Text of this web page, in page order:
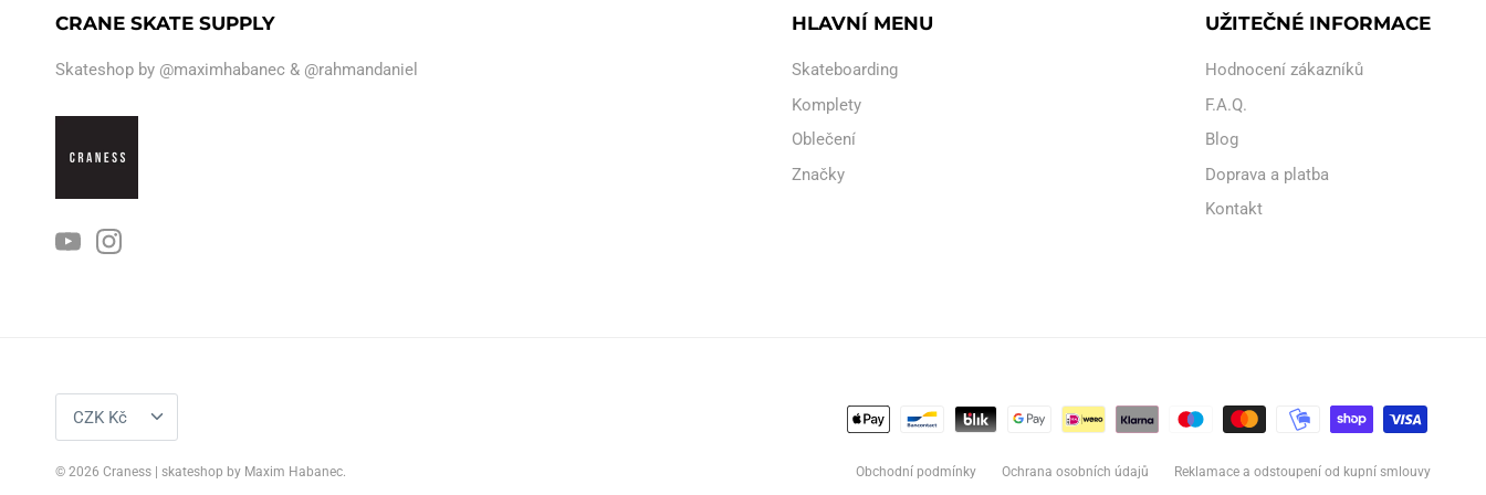
CRANE SKATE SUPPLY
Skateshop by @maximhabanec & @rahmandaniel
HLAVNÍ MENU
Skateboarding
Komplety
Oblečení
Značky
UŽITEČNÉ INFORMACE
Hodnocení zákazníků
F.A.Q.
Blog
Doprava a platba
Kontakt
Obchodní podmínky Ochrana osobních údajů Reklamace a odstoupení od kupní smlouvy
MĚNA
CZK Kč
© 2026 Craness | skateshop by Maxim Habanec.